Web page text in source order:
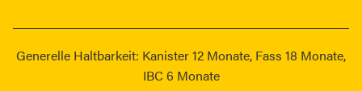
Generelle Haltbarkeit: Kanister 12 Monate, Fass 18 Monate,
IBC 6 Monate